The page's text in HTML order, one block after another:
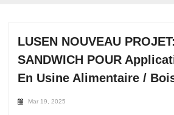
LUSEN NOUVEAU
SANDWICH POUR
En Usine Alimentaire /
Mar 19, 2025